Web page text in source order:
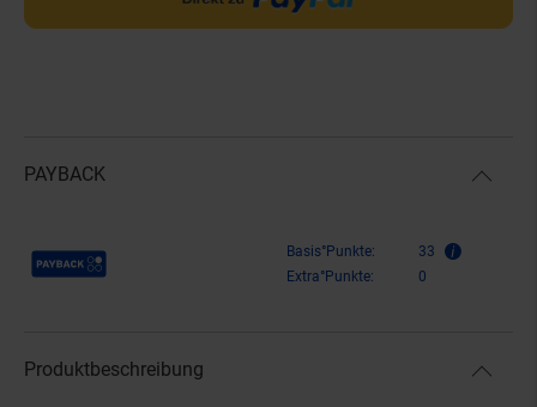
PAYBACK
Payback Punkte Basis°Punkte:
33
Extra°Punkte:
0
Produktbeschreibung